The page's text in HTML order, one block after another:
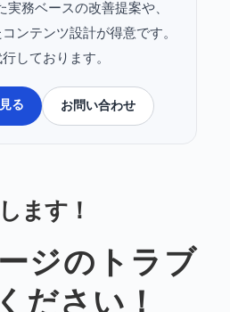
実務ベースの改善提案や、
ンテンツ設計が得意です。
しております。
る お問い合わせ
ます！
ジのトラブ